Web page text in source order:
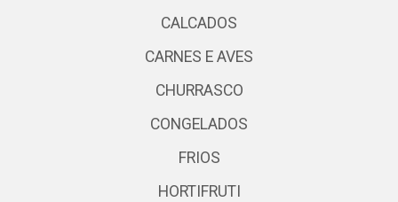
CALCADOS
CARNES E AVES
CHURRASCO
CONGELADOS
FRIOS
HORTIFRUTI